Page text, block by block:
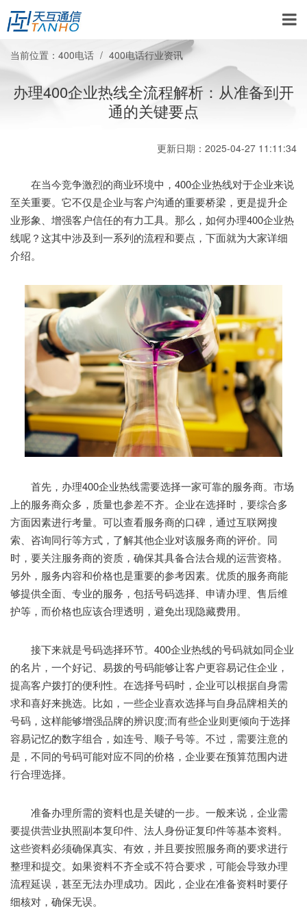
当前位置： 400电话 400电话行业资讯
办理400企业热线全流程解析：从准备到开
通的关键要点
更新日期：2025-04-27 11:11:34
在当今竞争激烈的商业环境中，400企业热线对于企业来说
至关重要。它不仅是企业与客户沟通的重要桥梁，更是提升企
业形象、增强客户信任的有力工具。那么，如何办理400企业热
线呢？这其中涉及到一系列的流程和要点，下面就为大家详细
介绍。
首先，办理400企业热线需要选择一家可靠的服务商。市场
上的服务商众多，质量也参差不齐。企业在选择时，要综合多
方面因素进行考量。可以查看服务商的口碑，通过互联网搜
索、咨询同行等方式，了解其他企业对该服务商的评价。同
时，要关注服务商的资质，确保其具备合法合规的运营资格。
另外，服务内容和价格也是重要的参考因素。优质的服务商能
够提供全面、专业的服务，包括号码选择、申请办理、售后维
护等，而价格也应该合理透明，避免出现隐藏费用。
接下来就是号码选择环节。400企业热线的号码就如同企业
的名片，一个好记、易拨的号码能够让客户更容易记住企业，
提高客户拨打的便利性。在选择号码时，企业可以根据自身需
求和喜好来挑选。比如，一些企业喜欢选择与自身品牌相关的
号码，这样能够增强品牌的辨识度;而有些企业则更倾向于选择
容易记忆的数字组合，如连号、顺子号等。不过，需要注意的
是，不同的号码可能对应不同的价格，企业要在预算范围内进
行合理选择。
准备办理所需的资料也是关键的一步。一般来说，企业需
要提供营业执照副本复印件、法人身份证复印件等基本资料。
这些资料必须确保真实、有效，并且要按照服务商的要求进行
整理和提交。如果资料不齐全或不符合要求，可能会导致办理
流程延误，甚至无法办理成功。因此，企业在准备资料时要仔
细核对，确保无误。